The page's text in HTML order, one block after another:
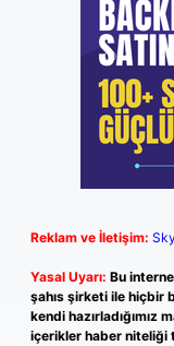
Reklam ve İletişim:
Yasal Uyarı: Bu
şahıs şirketi ile hiçbir
kendi hazırladığımız
içerikler haber niteliği